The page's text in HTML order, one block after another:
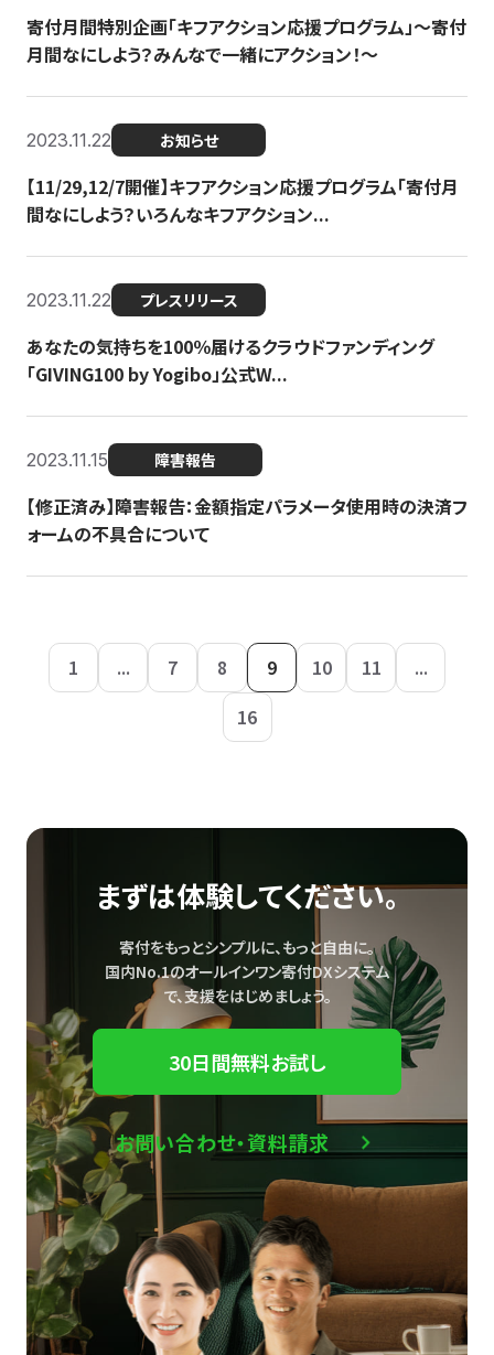
寄付月間特別企画「キフアクション応援プログラム」〜寄付
月間なにしよう？みんなで一緒にアクション！〜
2023.11.22 お知らせ
【11/29,12/7開催】キフアクション応援プログラム「寄付月
間なにしよう？いろんなキフアクション...
2023.11.22 プレスリリース
あなたの気持ちを100％届けるクラウドファンディング
「GIVING100 by Yogibo」公式W...
2023.11.15 障害報告
【修正済み】障害報告：金額指定パラメータ使用時の決済フ
ォームの不具合について
1 ... 7 8 9 10 11
...
16
まずは体験してください。
寄付をもっとシンプルに、もっと自由に。
国内No.1のオールインワン寄付DXシステム
で、支援をはじめましょう。
30日間無料お試し
お問い合わせ・資料請求